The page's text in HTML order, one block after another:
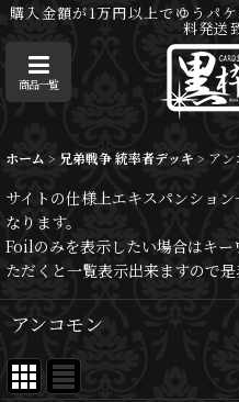
購入金額が1万円以上でゆうパ
料発送
商品一覧
ホーム > 兄弟戦争 統率者デッキ > アン
サイトの仕様上エキスパンショ
なります。
Foilのみを表示したい場合はキ
ただくと一覧表示出来ますので是
アンコモン